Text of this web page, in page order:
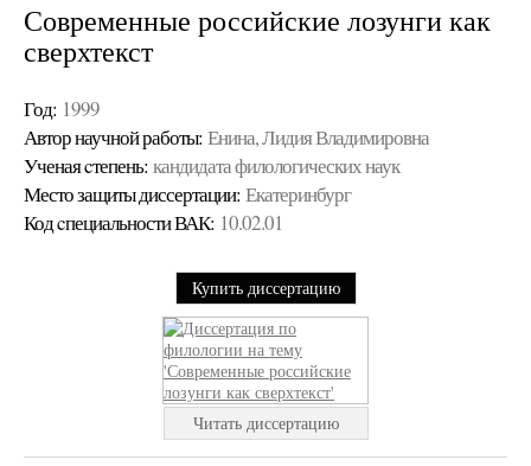
Современные российские лозунги как
сверхтекст
Год: 1999
Автор научной работы: Енина, Лидия Владимировна
Ученая cтепень: кандидата филологических наук
Место защиты диссертации: Екатеринбург
Код cпециальности ВАК: 10.02.01
Купить диссертацию
Читать диссертацию